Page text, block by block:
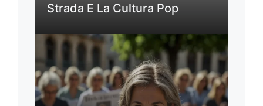
Strada E La Cultura Pop